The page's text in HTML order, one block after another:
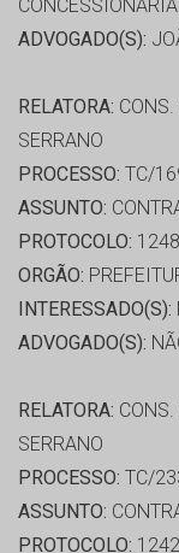
ADVOGADO(S):
RELATORA:
SERRANO
PROCESSO: TC/
ASSUNTO:
PROTOCOLO:
ORGÃO:
INTERESSADO(S):
ADVOGADO(S):
RELATORA:
SERRANO
PROCESSO: TC/
ASSUNTO:
PROTOCOLO: